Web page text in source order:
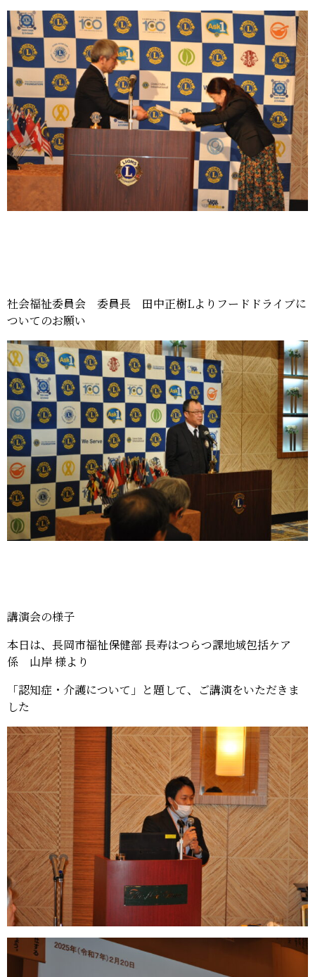
社会福祉委員会 委員長 田中正樹Lよりフードドライブに
ついてのお願い
講演会の様子
本日は、長岡市福祉保健部 長寿はつらつ課地域包括ケア
係 山岸 様より
「認知症・介護について」と題して、ご講演をいただきま
した